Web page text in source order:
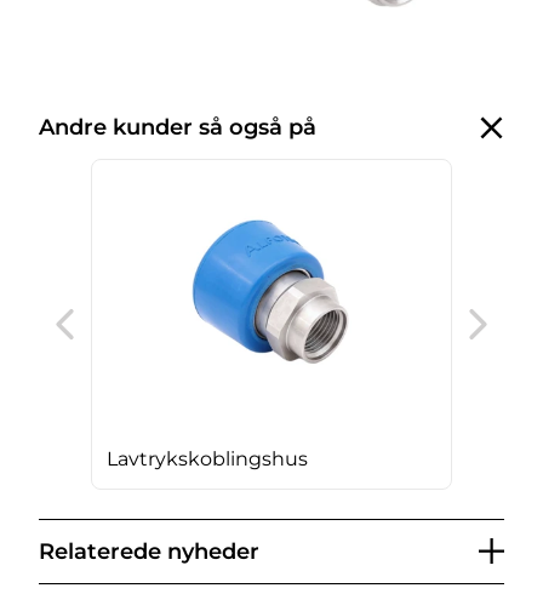
Andre kunder så også på
Lavtrykskoblingshus
Relaterede nyheder